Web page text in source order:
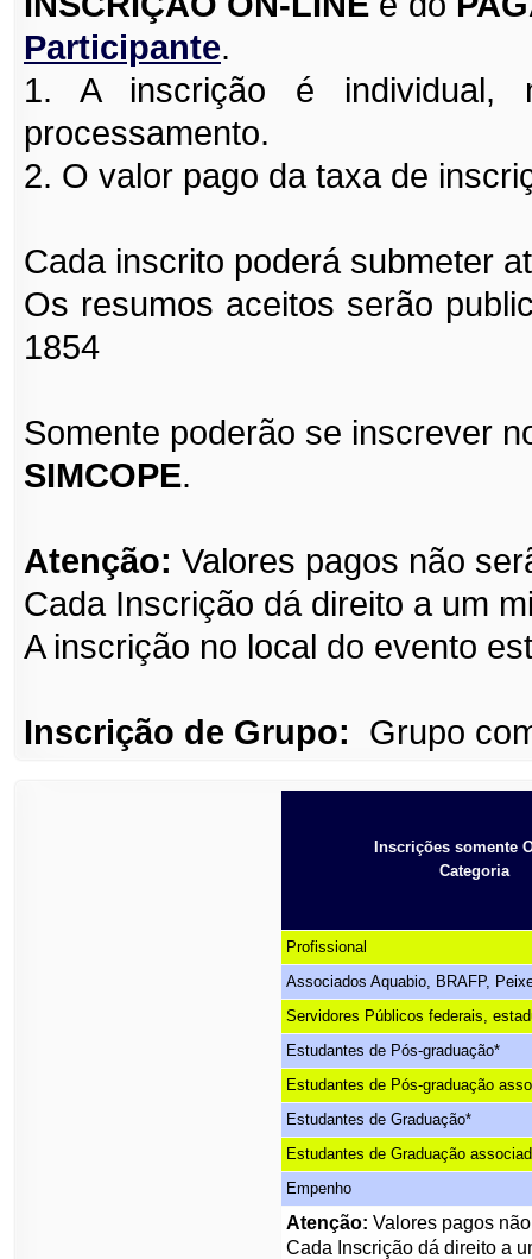
Participante.
1. A inscrição é individual,
processamento.
2. O valor pago da taxa de
Cada inscrito poderá submeter
Os resumos aceitos serão
1854
Somente poderão se inscrever
SIMCOPE.
Atenção: Valores pagos não
Cada Inscrição dá direito a um
A inscrição no local do evento
Inscrição de Grupo: Grupo
Inscrições somente
Categoria
Profissional
Associados Aquabio, BRAFP,
Servidores Públicos federais,
Estudantes de Pós-graduação*
Estudantes de Pós-graduação
Estudantes de Graduação*
Estudantes de Graduação
Empenho
Atenção: Valores pagos não
Cada Inscrição dá direito a